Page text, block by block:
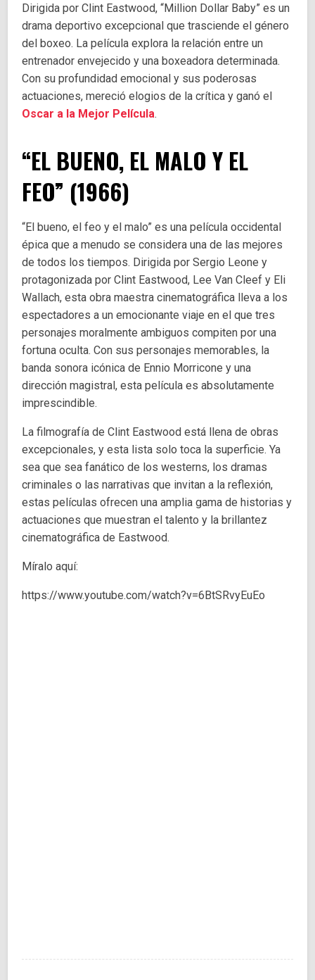
Dirigida por Clint Eastwood, “Million Dollar Baby” es un
drama deportivo excepcional que trasciende el género
del boxeo. La película explora la relación entre un
entrenador envejecido y una boxeadora determinada.
Con su profundidad emocional y sus poderosas
actuaciones, mereció elogios de la crítica y ganó el
Oscar a la Mejor Película.
“EL BUENO, EL MALO Y EL
FEO” (1966)
“El bueno, el feo y el malo” es una película occidental
épica que a menudo se considera una de las mejores
de todos los tiempos. Dirigida por Sergio Leone y
protagonizada por Clint Eastwood, Lee Van Cleef y Eli
Wallach, esta obra maestra cinematográfica lleva a los
espectadores a un emocionante viaje en el que tres
personajes moralmente ambiguos compiten por una
fortuna oculta. Con sus personajes memorables, la
banda sonora icónica de Ennio Morricone y una
dirección magistral, esta película es absolutamente
imprescindible.
La filmografía de Clint Eastwood está llena de obras
excepcionales, y esta lista solo toca la superficie. Ya
sea que sea fanático de los westerns, los dramas
criminales o las narrativas que invitan a la reflexión,
estas películas ofrecen una amplia gama de historias y
actuaciones que muestran el talento y la brillantez
cinematográfica de Eastwood.
Míralo aquí:
https://www.youtube.com/watch?v=6BtSRvyEuEo